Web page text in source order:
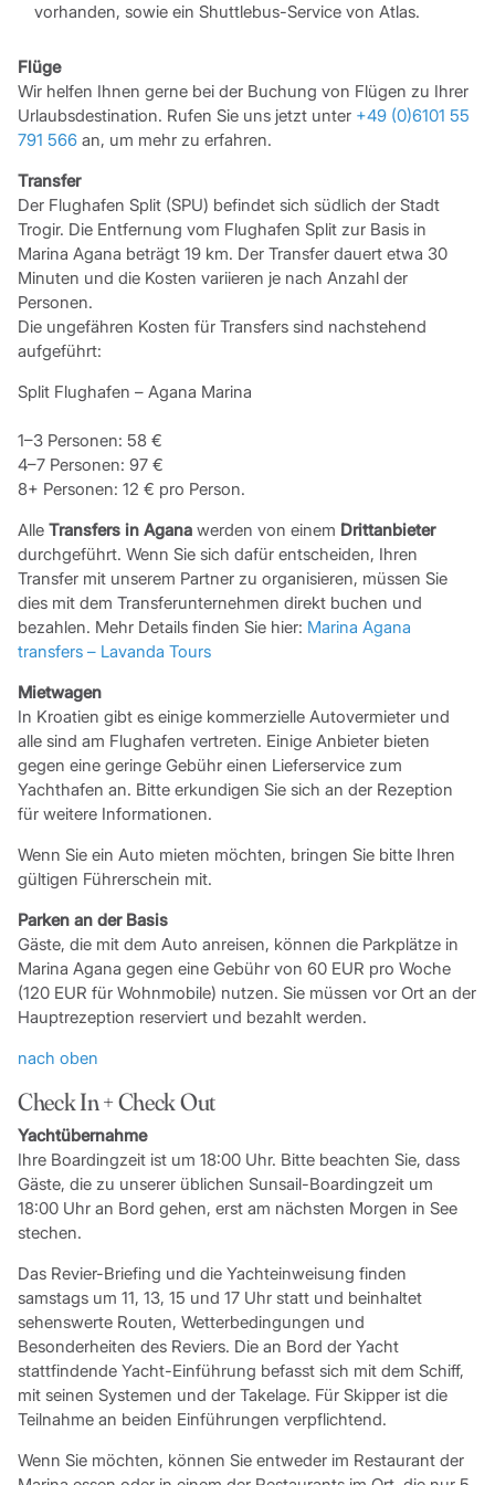
vorhanden, sowie ein Shuttlebus-Service von Atlas.
Flüge
Wir helfen Ihnen gerne bei der Buchung von Flügen zu Ihrer
Urlaubsdestination. Rufen Sie uns jetzt unter +49 (0)6101 55
791 566an, um mehr zu erfahren.
Transfer
Der Flughafen Split (SPU) befindet sich südlich der Stadt
Trogir. Die Entfernung vom Flughafen Split zur Basis in
Marina Agana beträgt 19 km. Der Transfer dauert etwa 30
Minuten und die Kosten variieren je nach Anzahl der
Personen.
Die ungefähren Kosten für Transfers sind nachstehend
aufgeführt:
Split Flughafen – Agana Marina
1–3 Personen: 58 €
4–7 Personen: 97 €
8+ Personen: 12 € pro Person.
Alle Transfers in Aganawerden von einem Drittanbieter
durchgeführt. Wenn Sie sich dafür entscheiden, Ihren
Transfer mit unserem Partner zu organisieren, müssen Sie
dies mit dem Transferunternehmen direkt buchen und
bezahlen. Mehr Details finden Sie hier: Marina Agana
transfers – Lavanda Tours
Mietwagen
In Kroatien gibt es einige kommerzielle Autovermieter und
alle sind am Flughafen vertreten. Einige Anbieter bieten
gegen eine geringe Gebühr einen Lieferservice zum
Yachthafen an. Bitte erkundigen Sie sich an der Rezeption
für weitere Informationen.
Wenn Sie ein Auto mieten möchten, bringen Sie bitte Ihren
gültigen Führerschein mit.
Parken an der Basis
Gäste, die mit dem Auto anreisen, können die Parkplätze in
Marina Agana gegen eine Gebühr von 60 EUR pro Woche
(120 EUR für Wohnmobile) nutzen. Sie müssen vor Ort an der
Hauptrezeption reserviert und bezahlt werden.
nach oben
Check In + Check Out
Yachtübernahme
Ihre Boardingzeit ist um 18:00 Uhr. Bitte beachten Sie, dass
Gäste, die zu unserer üblichen Sunsail-Boardingzeit um
18:00 Uhr an Bord gehen, erst am nächsten Morgen in See
stechen.
Das Revier-Briefing und die Yachteinweisung finden
samstags um 11, 13, 15 und 17 Uhr statt und beinhaltet
sehenswerte Routen, Wetterbedingungen und
Besonderheiten des Reviers. Die an Bord der Yacht
stattfindende Yacht-Einführung befasst sich mit dem Schiff,
mit seinen Systemen und der Takelage. Für Skipper ist die
Teilnahme an beiden Einführungen verpflichtend.
Wenn Sie möchten, können Sie entweder im Restaurant der